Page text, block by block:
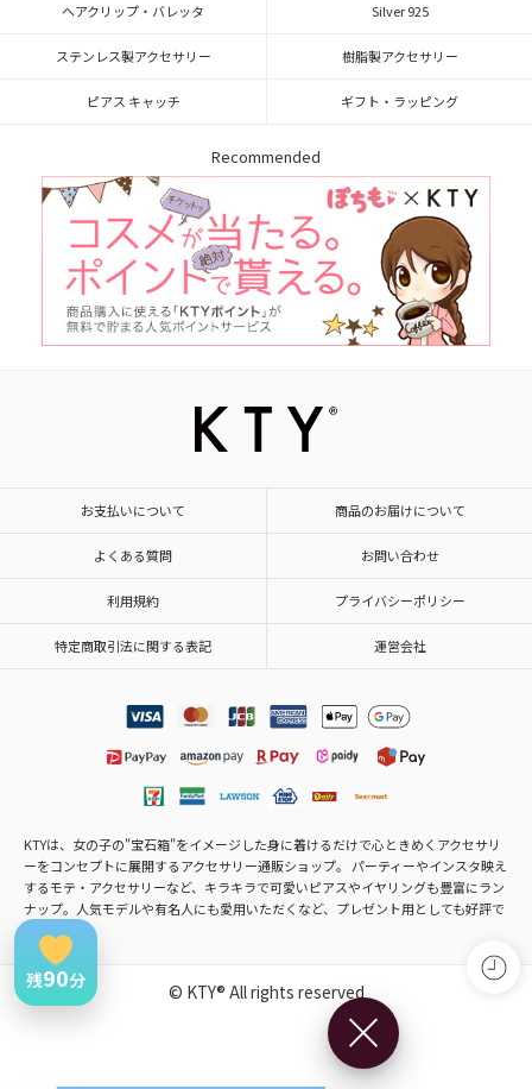
ヘアクリップ・バレッタ Silver 925
ステンレス製アクセサリー 樹脂製アクセサリー
ピアス キャッチ ギフト・ラッピング
Recommended
お支払いについて 商品のお届けについて
よくある質問 お問い合わせ
利用規約 プライバシーポリシー
特定商取引法に関する表記 運営会社
KTYは、女の子の"宝石箱"をイメージした身に着けるだけで心ときめくアクセサリ
ーをコンセプトに展開するアクセサリー通販ショップ。 パーティーやインスタ映え
するモテ・アクセサリーなど、キラキラで可愛いピアスやイヤリングも豊富にラン
ナップ。人気モデルや有名人にも愛用いただくなど、プレゼント用としても好評で
© KTY® All rights reserved
×
残90分